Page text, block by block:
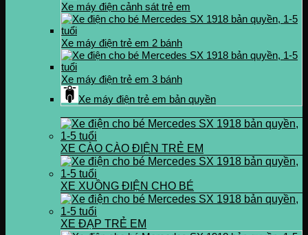
Xe máy điện cảnh sát trẻ em
Xe máy điện trẻ em 2 bánh
Xe máy điện trẻ em 3 bánh
Xe máy điện trẻ em bản quyền
XE CÀO CÀO ĐIỆN TRẺ EM
XE XUỒNG ĐIỆN CHO BÉ
XE ĐẠP TRẺ EM